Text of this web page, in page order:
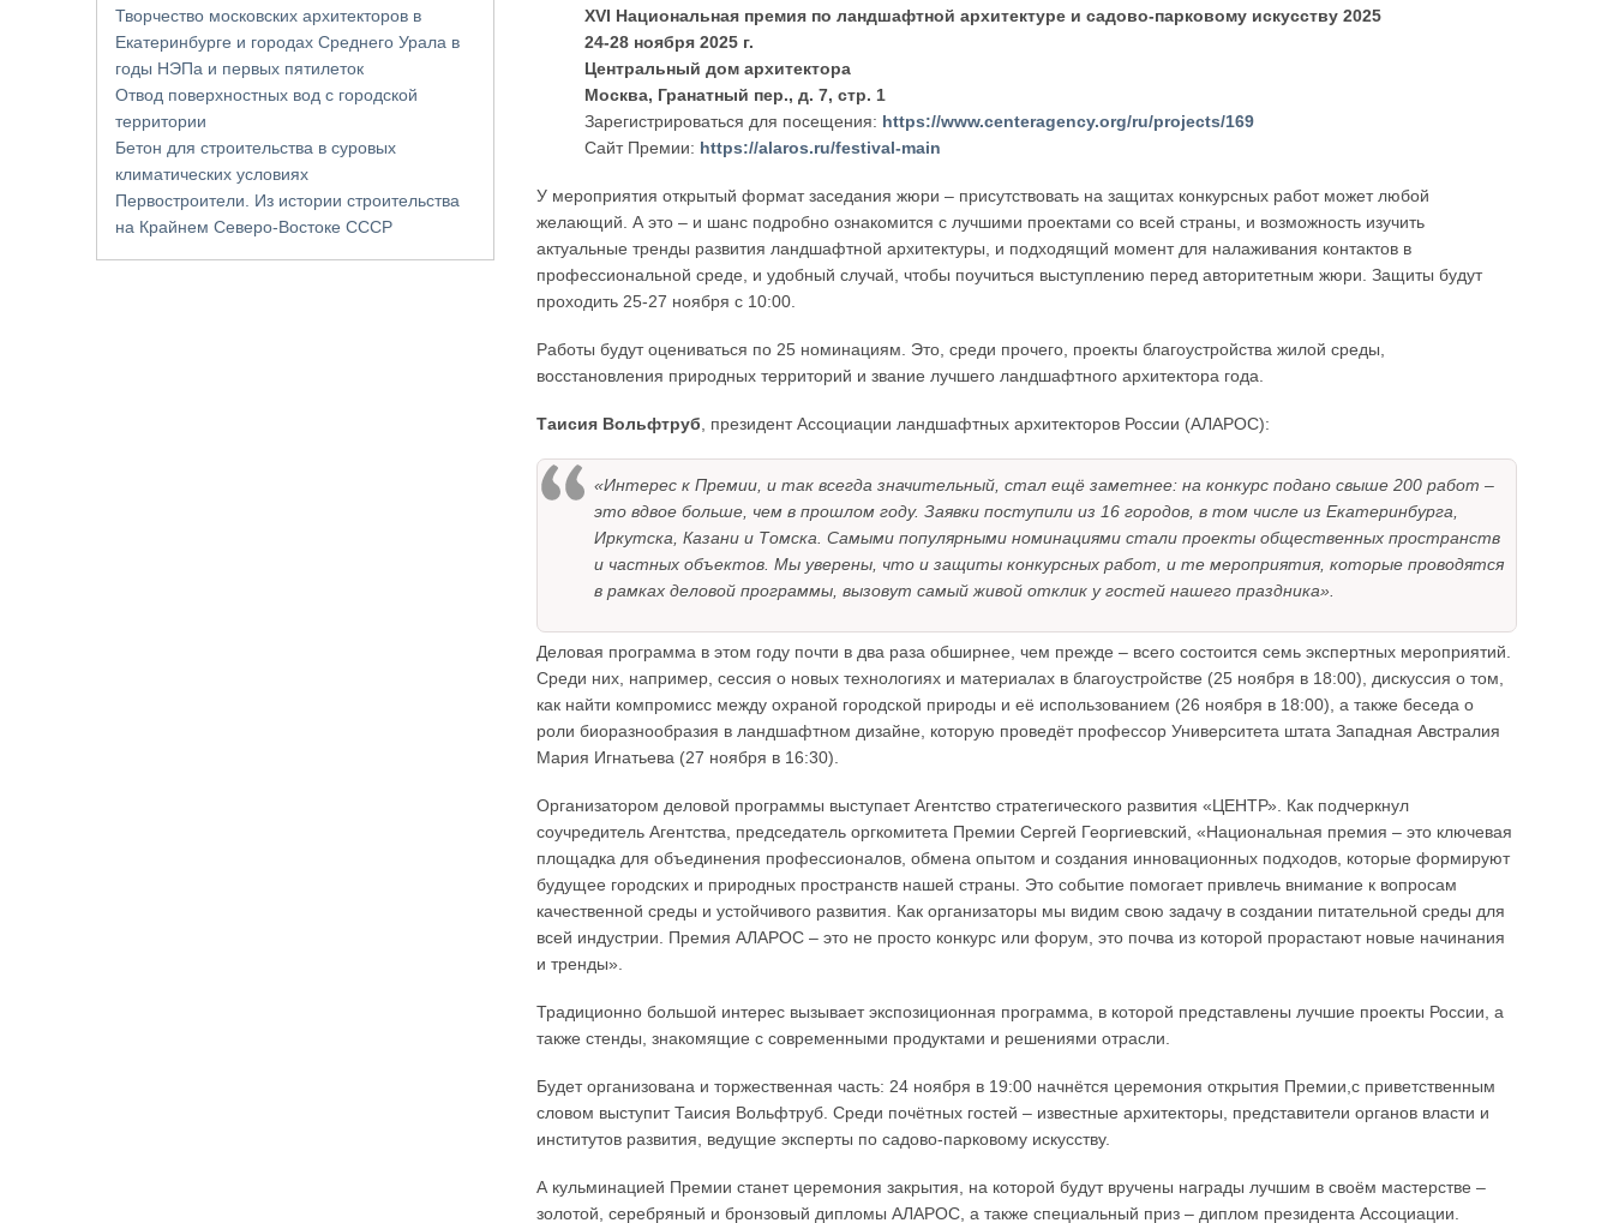
XVI Национальная премия по ландшафтной архитектуре и садово-парковому искусству 2025
24-28 ноября 2025 г.
Центральный дом архитектора
Москва, Гранатный пер., д. 7, стр. 1
Зарегистрироваться для посещения: https://www.centeragency.org/ru/projects/169
Сайт Премии: https://alaros.ru/festival-main
У мероприятия открытый формат заседания жюри – присутствовать на защитах конкурсных работ может любой
желающий. А это – и шанс подробно ознакомится с лучшими проектами со всей страны, и возможность изучить
актуальные тренды развития ландшафтной архитектуры, и подходящий момент для налаживания контактов в
профессиональной среде, и удобный случай, чтобы поучиться выступлению перед авторитетным жюри. Защиты будут
проходить 25-27 ноября с 10:00.
Работы будут оцениваться по 25 номинациям. Это, среди прочего, проекты благоустройства жилой среды,
восстановления природных территорий и звание лучшего ландшафтного архитектора года.
Таисия Вольфтруб , президент Ассоциации ландшафтных архитекторов России (АЛАРОС):
«Интерес к Премии, и так всегда значительный, стал ещё заметнее: на конкурс подано свыше 200 работ –
это вдвое больше, чем в прошлом году. Заявки поступили из 16 городов, в том числе из Екатеринбурга,
Иркутска, Казани и Томска. Самыми популярными номинациями стали проекты общественных пространств
и частных объектов. Мы уверены, что и защиты конкурсных работ, и те мероприятия, которые проводятся
в рамках деловой программы, вызовут самый живой отклик у гостей нашего праздника».
Деловая программа в этом году почти в два раза обширнее, чем прежде – всего состоится семь экспертных мероприятий.
Среди них, например, сессия о новых технологиях и материалах в благоустройстве (25 ноября в 18:00), дискуссия о том,
как найти компромисс между охраной городской природы и её использованием (26 ноября в 18:00), а также беседа о
роли биоразнообразия в ландшафтном дизайне, которую проведёт профессор Университета штата Западная Австралия
Мария Игнатьева (27 ноября в 16:30).
Организатором деловой программы выступает Агентство стратегического развития «ЦЕНТР». Как подчеркнул
соучредитель Агентства, председатель оргкомитета Премии Сергей Георгиевский, «Национальная премия – это ключевая
площадка для объединения профессионалов, обмена опытом и создания инновационных подходов, которые формируют
будущее городских и природных пространств нашей страны. Это событие помогает привлечь внимание к вопросам
качественной среды и устойчивого развития. Как организаторы мы видим свою задачу в создании питательной среды для
всей индустрии. Премия АЛАРОС – это не просто конкурс или форум, это почва из которой прорастают новые начинания
и тренды».
Традиционно большой интерес вызывает экспозиционная программа, в которой представлены лучшие проекты России, а
также стенды, знакомящие с современными продуктами и решениями отрасли.
Будет организована и торжественная часть: 24 ноября в 19:00 начнётся церемония открытия Премии,с приветственным
словом выступит Таисия Вольфтруб. Среди почётных гостей – известные архитекторы, представители органов власти и
институтов развития, ведущие эксперты по садово-парковому искусству.
А кульминацией Премии станет церемония закрытия, на которой будут вручены награды лучшим в своём мастерстве –
золотой, серебряный и бронзовый дипломы АЛАРОС, а также специальный приз – диплом президента Ассоциации.
Творчество московских архитекторов в
Екатеринбурге и городах Среднего Урала в
годы НЭПа и первых пятилеток
Отвод поверхностных вод с городской
территории
Бетон для строительства в суровых
климатических условиях
Первостроители. Из истории строительства
на Крайнем Северо-Востоке СССР